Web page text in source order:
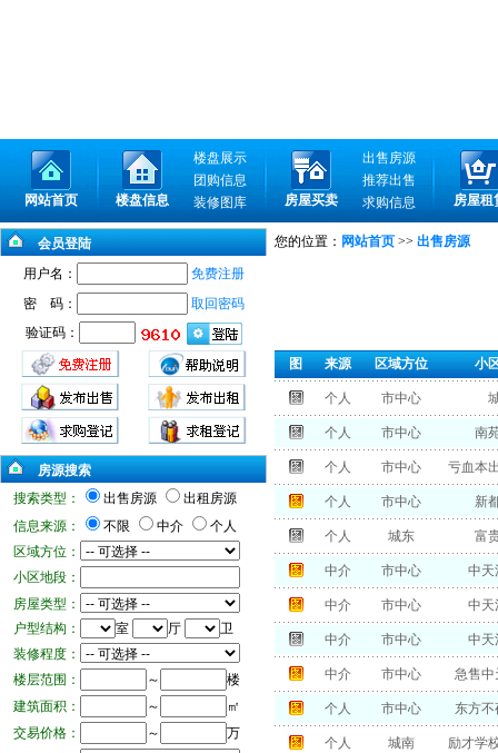
网站首页 楼盘信息
楼盘展示
房屋买卖
出售房源
房屋租
团购信息
推荐出售
装修图库
求购信息
会员登陆
用户名：
免费注册
密 码：
取回密码
验证码：
房源搜索
搜索类型：
出售房源
出租房源
信息来源：
不限 中介
个人
区域方位：
小区地段：
房屋类型：
户型结构：
室 厅
卫
装修程度：
楼层范围：
～
楼
建筑面积：
～
㎡
交易价格：
～
万
您的位置： 网站首页 >> 出售房源
图 来源 区域方位 小
个人 市中心
个人 市中心 南
个人 市中心 亏血本
个人 市中心 新
个人 城东 富
中介 市中心 中天
中介 市中心 中天
中介 市中心 中天
中介 市中心 急售中
个人 市中心 东方
个人 城南 励才学